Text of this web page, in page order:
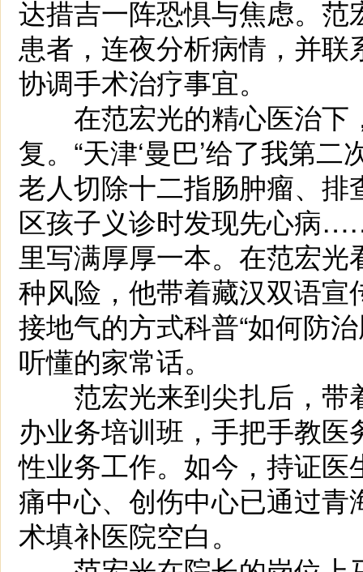
达措吉一阵恐惧与焦虑。
患者，连夜分析病情，并
协调手术治疗事宜。
在范宏光的精心医治下
复。“天津‘曼巴’给了我第
老人切除十二指肠肿瘤、
区孩子义诊时发现先心病
里写满厚厚一本。在范宏
种风险，他带着藏汉双语
接地气的方式科普“如何防
听懂的家常话。
范宏光来到尖扎后，带
办业务培训班，手把手教
性业务工作。如今，持证
痛中心、创伤中心已通过
术填补医院空白。